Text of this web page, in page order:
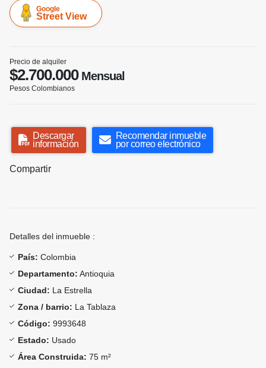
Google
Street View
Precio de alquiler
$2.700.000Mensual
Pesos Colombianos
Descargar
información
Recomendar inmueble
por correo electrónico
Compartir
Detalles del inmueble :
País: Colombia
Departamento: Antioquia
Ciudad: La Estrella
Zona / barrio: La Tablaza
Código: 9993648
Estado: Usado
Área Construida: 75 m²